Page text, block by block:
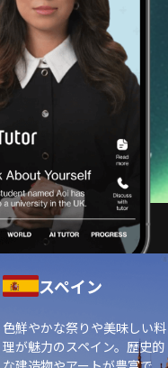
スペイン
色鮮やかな祭りや美味しい料
理が魅力のスペイン。歴史的